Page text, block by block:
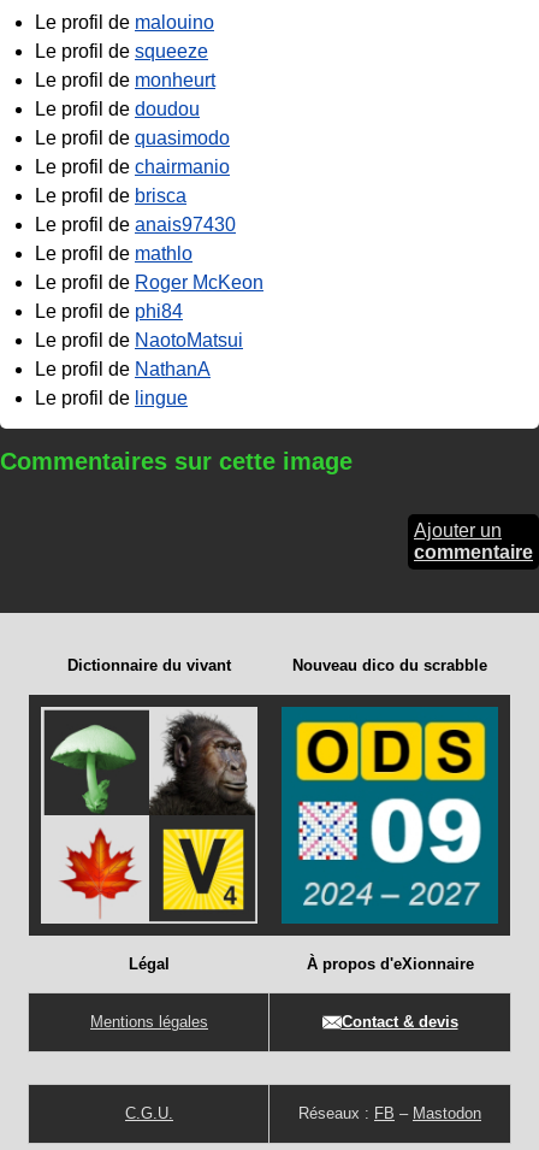
Le profil de malouino
Le profil de squeeze
Le profil de monheurt
Le profil de doudou
Le profil de quasimodo
Le profil de chairmanio
Le profil de brisca
Le profil de anais97430
Le profil de mathlo
Le profil de Roger McKeon
Le profil de phi84
Le profil de NaotoMatsui
Le profil de NathanA
Le profil de lingue
Commentaires sur cette image
Ajouter un
commentaire
Dictionnaire du vivant Nouveau dico du scrabble
Légal
Mentions légales
C.G.U.
À propos d'eXionnaire
Contact & devis
Réseaux : FB – Mastodon